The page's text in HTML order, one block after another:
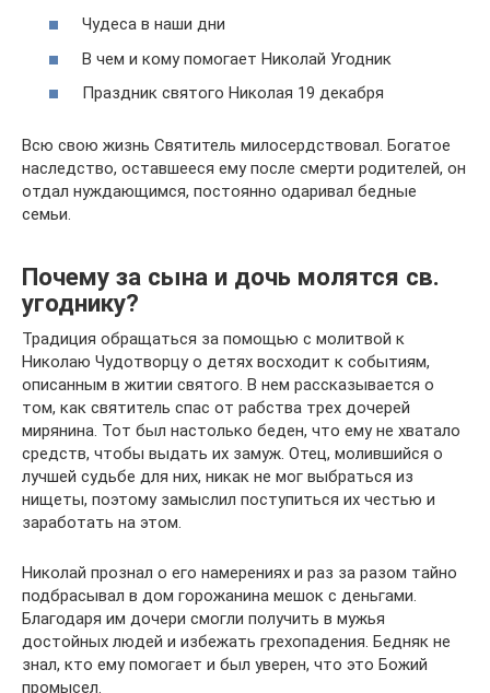
Чудеса в наши дни
В чем и кому помогает Николай Угодник
Праздник святого Николая 19 декабря
Всю свою жизнь Святитель милосердствовал. Богатое
наследство, оставшееся ему после смерти родителей, он
отдал нуждающимся, постоянно одаривал бедные
семьи.
Почему за сына и дочь молятся св.
угоднику?
Традиция обращаться за помощью с молитвой к
Николаю Чудотворцу о детях восходит к событиям,
описанным в житии святого. В нем рассказывается о
том, как святитель спас от рабства трех дочерей
мирянина. Тот был настолько беден, что ему не хватало
средств, чтобы выдать их замуж. Отец, молившийся о
лучшей судьбе для них, никак не мог выбраться из
нищеты, поэтому замыслил поступиться их честью и
заработать на этом.
Николай прознал о его намерениях и раз за разом тайно
подбрасывал в дом горожанина мешок с деньгами.
Благодаря им дочери смогли получить в мужья
достойных людей и избежать грехопадения. Бедняк не
знал, кто ему помогает и был уверен, что это Божий
промысел.